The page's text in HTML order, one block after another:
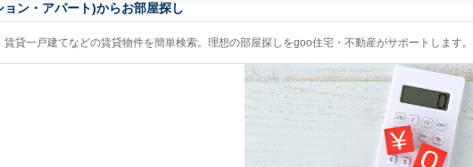
ン・アパート)からお部屋探し
貸一戸建てなどの賃貸物件を簡単検索。理想の部屋探しをgoo住宅・不動産がサポートします。